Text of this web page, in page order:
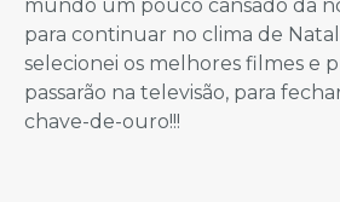
mundo um pouco cansado da
para continuar no clima de
selecionei os melhores filmes e
passarão na televisão, para
chave-de-ouro!!!